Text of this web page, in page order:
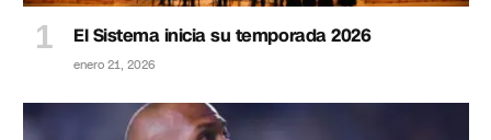
El Sistema inicia su temporada 2026
enero 21, 2026